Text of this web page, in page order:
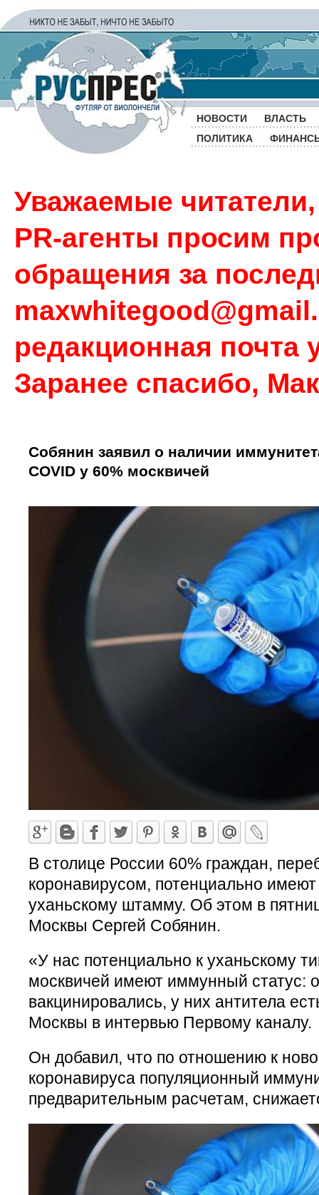
НОВОСТИ
ВЛАСТЬ
ПОЛИТИКА
Уважаемые
PR-агенты просим
обращения за
редакционная почта
Заранее спасибо,
Собянин заявил о наличии
COVID у 60% москвичей
В столице России 60% граждан,
коронавирусом, потенциально
уханьскому штамму. Об этом в
Москвы Сергей Собянин.
«У нас потенциально к уханьскому
москвичей имеют иммунный статус:
вакцинировались, у них антитела
Москвы в интервью Первому каналу.
Он добавил, что по отношению к
коронавируса популяционный
предварительным расчетам,